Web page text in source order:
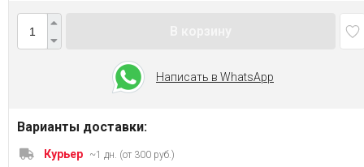
Написать в WhatsApp
Варианты доставки:
Курьер ~1 дн. (от 300 руб.)